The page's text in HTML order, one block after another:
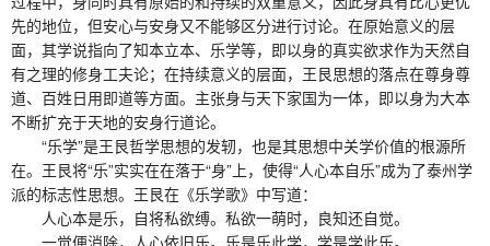
先的地位，但安心与安身又不能够区分进行讨论。在原始意义的层
面，其学说指向了知本立本、乐学等，即以身的真实欲求作为天然自
有之理的修身工夫论；在持续意义的层面，王艮思想的落点在尊身尊
道、百姓日用即道等方面。主张身与天下家国为一体，即以身为大本
不断扩充于天地的安身行道论。
“乐学”是王艮哲学思想的发轫，也是其思想中关学价值的根源所
在。王艮将“乐”实实在在落于“身”上，使得“人心本自乐”成为了泰州学
派的标志性思想。王艮在《乐学歌》中写道：
人心本是乐，自将私欲缚。私欲一萌时，良知还自觉。
一觉便消除，人心依旧乐。乐是乐此学，学是学此乐。